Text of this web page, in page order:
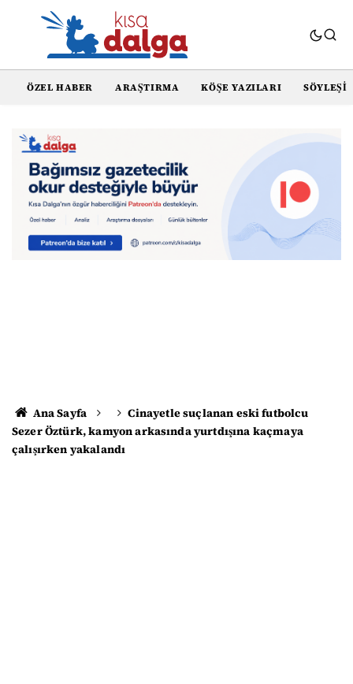
ÖZEL HABER ARAŞTIRMA KÖŞE YAZILARI SÖYLEŞI
Ana Sayfa
Cinayetle suçlanan eski futbolcu
Sezer Öztürk, kamyon arkasında yurtdışına kaçmaya
çalışırken yakalandı